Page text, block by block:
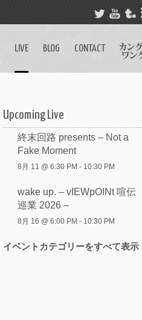
LIVE BLOG CONTACT
Upcoming Live
終末回路 presents – Not a
Fake Moment
8月 11 @ 6:30 PM - 10:30 PM
wake up. – vIEWpOINt 喧伝
巡業 2026 –
8月 16 @ 6:00 PM - 10:30 PM
イベントカテゴリーをすべて表示